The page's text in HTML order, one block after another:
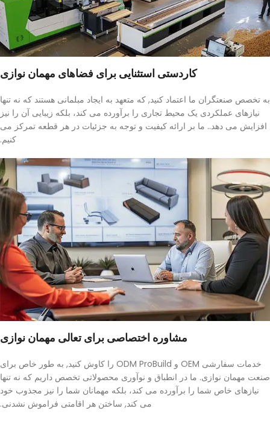
کاردستی استثنایی برای فضاهای مهمان نوازی
به تخصص صنعتگران ما اعتماد کنید, که متعهد به ایجاد مبلمانی هستند که نه تنها
نیازهای عملکردی یک محیط تجاری را برآورده می کند، بلکه زیبایی آن را نیز
افزایش می دهد.. ما بر ارائه کیفیت و توجه به جزئیات در هر قطعه تمرکز می
کنیم.
مشاوره اختصاصی برای تعالی مهمان نوازی
خدمات سفارشی OEM و ODM ProBuild را کاوش کنید, به طور خاص برای
صنعت مهمان نوازی. ما در انطباق و نوآوری محصولاتی تخصص داریم که نه تنها
نیازهای خاص شما را برآورده می کند، بلکه مهمانان شما را نیز مجذوب خود
می کند, ساختن هر اقامتی فراموش نشدنی.